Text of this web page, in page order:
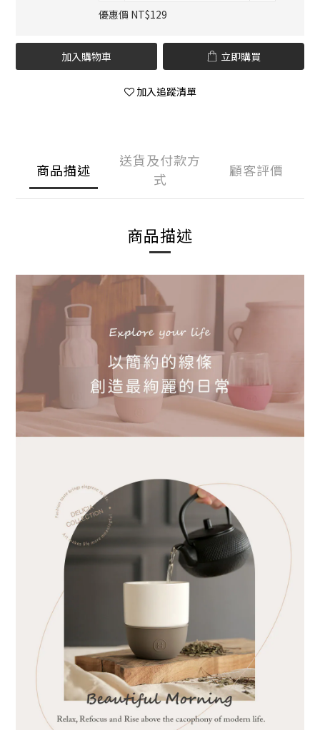
優惠價 NT$129
加入購物車 立即購買
加入追蹤清單
商品描述
送貨及付款方
式
顧客評價
商品描述